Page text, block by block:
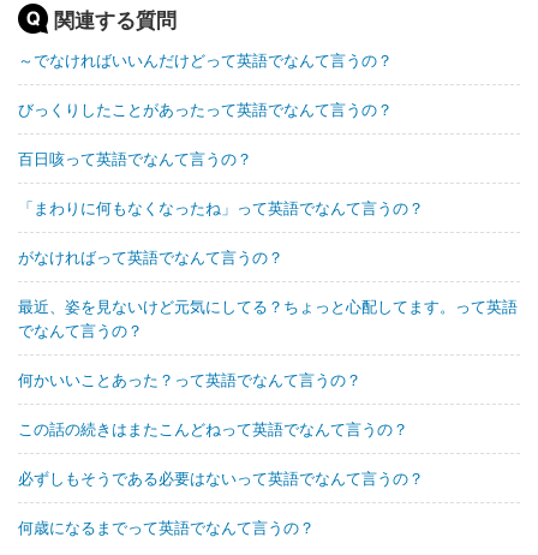
関連する質問
～でなければいいんだけどって英語でなんて言うの？
びっくりしたことがあったって英語でなんて言うの？
百日咳って英語でなんて言うの？
「まわりに何もなくなったね」って英語でなんて言うの？
がなければって英語でなんて言うの？
最近、姿を見ないけど元気にしてる？ちょっと心配してます。って英語
でなんて言うの？
何かいいことあった？って英語でなんて言うの？
この話の続きはまたこんどねって英語でなんて言うの？
必ずしもそうである必要はないって英語でなんて言うの？
何歳になるまでって英語でなんて言うの？